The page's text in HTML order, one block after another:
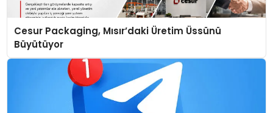
Cesur Packaging, Mısır’daki Üretim Üssünü
Büyütüyor